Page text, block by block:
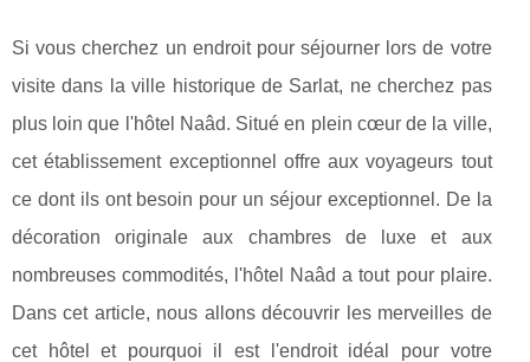
Si vous cherchez un endroit pour séjourner lors de votre
visite dans la ville historique de Sarlat, ne cherchez pas
plus loin que l'hôtel Naâd. Situé en plein cœur de la ville,
cet établissement exceptionnel offre aux voyageurs tout
ce dont ils ont besoin pour un séjour exceptionnel. De la
décoration originale aux chambres de luxe et aux
nombreuses commodités, l'hôtel Naâd a tout pour plaire.
Dans cet article, nous allons découvrir les merveilles de
cet hôtel et pourquoi il est l'endroit idéal pour votre